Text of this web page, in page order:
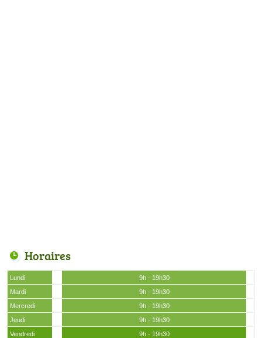
Horaires
Lundi
9h - 19h30
Mardi
9h - 19h30
Mercredi
9h - 19h30
Jeudi
9h - 19h30
Vendredi
9h - 19h30